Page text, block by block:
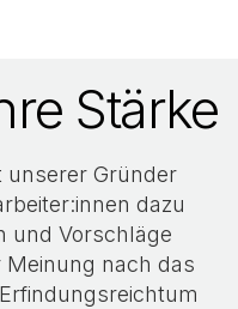
Stärke
unserer Gründer
dazu
und Vorschläge
Meinung nach das